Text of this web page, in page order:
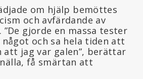
om hjälp bemöttes
och avfärdande av
gjorde en massa tester
och sa hela tiden att
att jag var galen”, berättar
få smärtan att